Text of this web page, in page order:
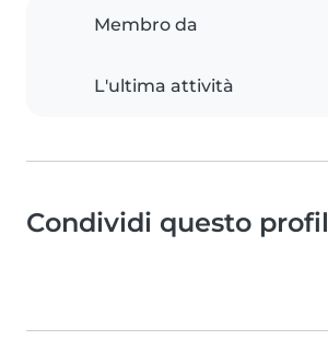
Membro da
L'ultima attività
Condividi questo